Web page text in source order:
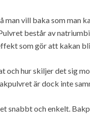
man vill baka som man
består av
som gör att kakan
och hur skiljer det sig
är dock inte
snabbt och enkelt.